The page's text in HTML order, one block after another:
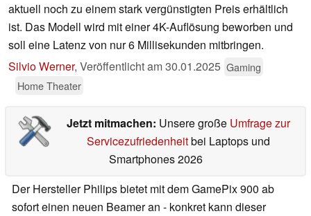
aktuell noch zu einem stark vergünstigten Preis erhältlich
ist. Das Modell wird mit einer 4K-Auflösung beworben und
soll eine Latenz von nur 6 Millisekunden mitbringen.
Silvio Werner, Veröffentlicht am30.01.2025 Gaming
Home Theater
Jetzt mitmachen: Unsere große Umfrage zur
Servicezufriedenheitbei Laptops und
Smartphones 2026
Der Hersteller Philips bietet mit dem GamePix 900 ab
sofort einen neuen Beamer an - konkret kann dieser